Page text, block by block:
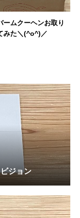
ームクーヘンお取り
みた＼(^o^)／
ジョン